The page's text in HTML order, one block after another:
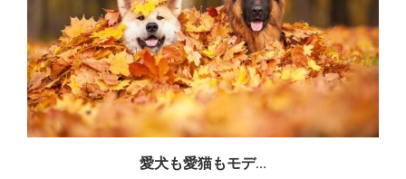
愛犬も愛猫もモデ...